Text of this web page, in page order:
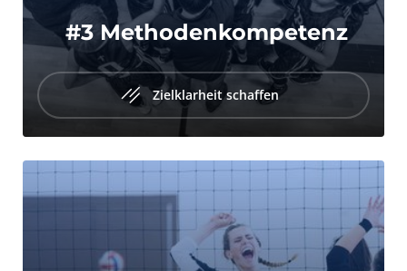
#3 Methodenkompetenz
Zielklarheit schaffen